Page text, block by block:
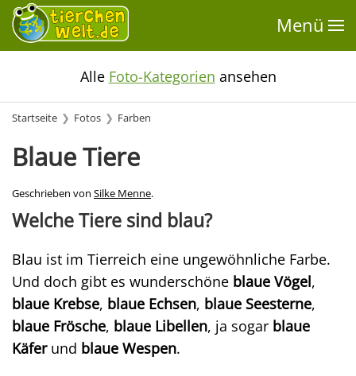
Menü
Alle Foto-Kategorien ansehen
Startseite Fotos Farben
Blaue Tiere
Geschrieben von Silke Menne.
Welche Tiere sind blau?
Blau ist im Tierreich eine ungewöhnliche Farbe.
Und doch gibt es wunderschöne blaue Vögel,
blaue Krebse, blaue Echsen, blaue Seesterne,
blaue Frösche, blaue Libellen, ja sogar blaue
Käferund blaue Wespen.